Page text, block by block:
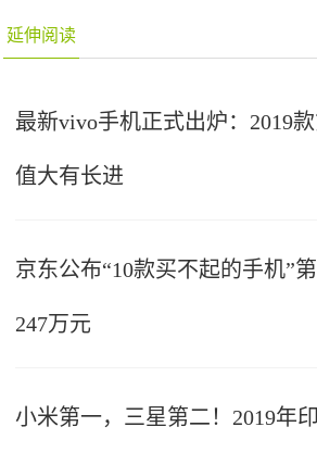
延伸阅读
最新vivo手机正式出炉：2019
值大有长进
京东公布“10款买不起的手机”
247万元
小米第一，三星第二！2019年